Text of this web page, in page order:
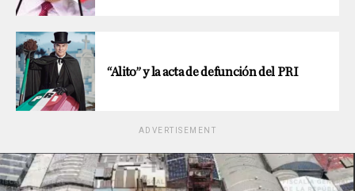
“Alito” y la acta de defunción del PRI
ADVERTISEMENT